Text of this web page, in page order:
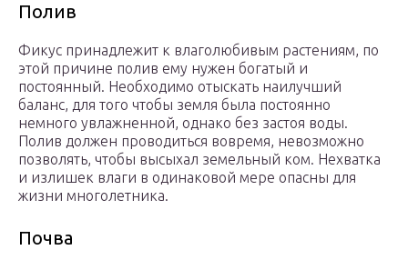
Полив
Фикус принадлежит к влаголюбивым растениям, по
этой причине полив ему нужен богатый и
постоянный. Необходимо отыскать наилучший
баланс, для того чтобы земля была постоянно
немного увлажненной, однако без застоя воды.
Полив должен проводиться вовремя, невозможно
позволять, чтобы высыхал земельный ком. Нехватка
и излишек влаги в одинаковой мере опасны для
жизни многолетника.
Почва